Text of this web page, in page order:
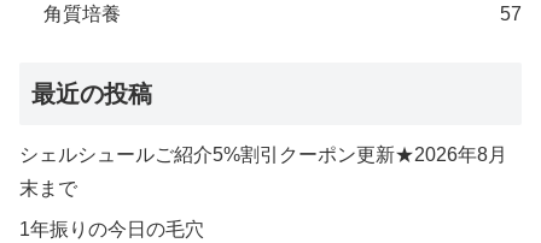
角質培養
57
最近の投稿
シェルシュールご紹介5%割引クーポン更新★2026年8月
末まで
1年振りの今日の毛穴